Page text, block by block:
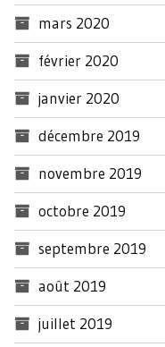
mars 2020
février 2020
janvier 2020
décembre 2019
novembre 2019
octobre 2019
septembre 2019
août 2019
juillet 2019